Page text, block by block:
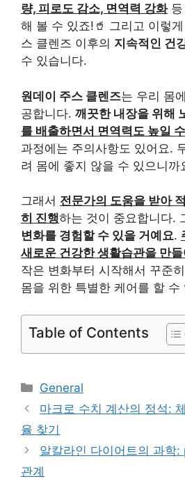
량, 피로도 감소, 면역력 강화등
해 볼 수 있죠!🥤 그리고 이렇
스 클렌즈 이후의 지속적인 건
수 있습니다.
원데이 주스 클렌즈는 우리 몸
공합니다. 깨끗한 내장을 위해
를 배출하면서 면역력도 높일
과정에는 주의사항도 있어요.
려 몸에 좋지 않을 수 있으니까
그래서 전문가의 도움을 받아
히 진행하는 것이 중요합니다.
변화를 경험할 수 있을 거예요.
새로운 건강한 생활습관을 만
작은 변화부터 시작해서 꾸준
몸을 위한 특별한 케어를 할 수
Table of Contents
카
테
고
리
General
마크로 수치 계산의 정석:
율 찾기
알칼라인 다이어트의 과학
관계